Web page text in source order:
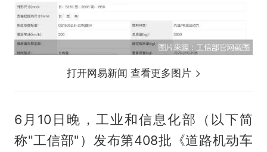
打开网易新闻 查看更多图片
6月10日晚，工业和信息化部（以下简
称"工信部"）发布第408批《道路机动车